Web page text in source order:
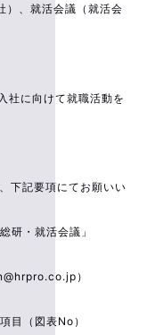
）、就活会議（就活会
社に向けて就職活動を
下記要項にてお願いい
研・就活会議」
）
目（図表No）